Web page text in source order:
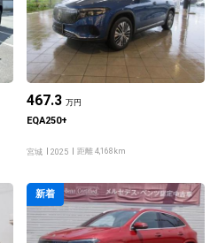
467.3 万円
EQA250+
宮城 2025 距離 4,168km
新着